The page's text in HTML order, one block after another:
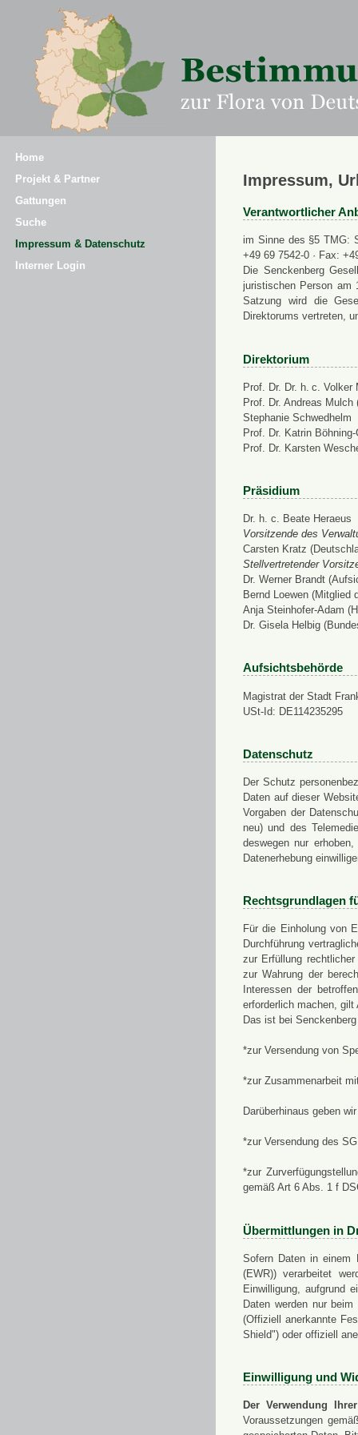
Home
Projekt & Partner
Gattungen
Suche
Impressum & Datenschutz
Interner Login
Impressum,
Verantwortlicher
im Sinne des §5 TMG:
+49 69 7542-0 · Fax:
Die Senckenberg
juristischen Person am
Satzung wird die
Direktorums vertreten,
Direktorium
Prof. Dr. Dr. h. c. Volker
Prof. Dr. Andreas
Stephanie Schwedhelm
Prof. Dr. Katrin
Prof. Dr. Karsten
Präsidium
Dr. h. c. Beate Heraeus
Vorsitzende des
Carsten Kratz
Stellvertretender
Dr. Werner Brandt
Bernd Loewen (Mitglied
Anja Steinhofer-Adam
Dr. Gisela Helbig
Aufsichtsbehörde
Magistrat der Stadt
USt-Id: DE114235295
Datenschutz
Der Schutz
Daten auf dieser
Vorgaben der
neu) und des
deswegen nur
Datenerhebung
Rechtsgrundlagen
Für die Einholung von
Durchführung
zur Erfüllung
zur Wahrung der
Interessen der
erforderlich machen,
Das ist bei
*zur Versendung von
*zur Zusammenarbeit
Darüberhinaus geben
*zur Versendung des
*zur
gemäß Art 6 Abs. 1 f
Übermittlungen in
Sofern Daten in einem
(EWR)) verarbeitet
Einwilligung, aufgrund
Daten werden nur
(Offiziell anerkannte
Shield") oder offiziell
Einwilligung und
Der Verwendung
Voraussetzungen